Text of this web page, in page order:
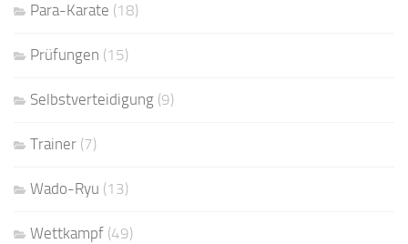
Para-Karate (18)
Prüfungen (15)
Selbstverteidigung (9)
Trainer (7)
Wado-Ryu (13)
Wettkampf (49)